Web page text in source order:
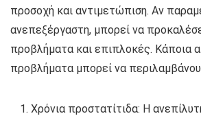
προσοχή και αντιμετώπιση. Αν
ανεπεξέργαστη, μπορεί να
προβλήματα και επιπλοκές. Κάποια
προβλήματα μπορεί να
Χρόνια προστατίτιδα: Η